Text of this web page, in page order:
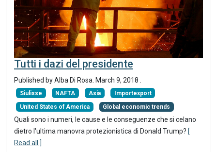
Tutti i dazi del presidente
Published by Alba Di Rosa. March 9, 2018 .
Siulisse NAFTA Asia Importexport
United States of America Global economic trends
Quali sono i numeri, le cause e le conseguenze che si celano
dietro l'ultima manovra protezionistica di Donald Trump? [
Read all ]